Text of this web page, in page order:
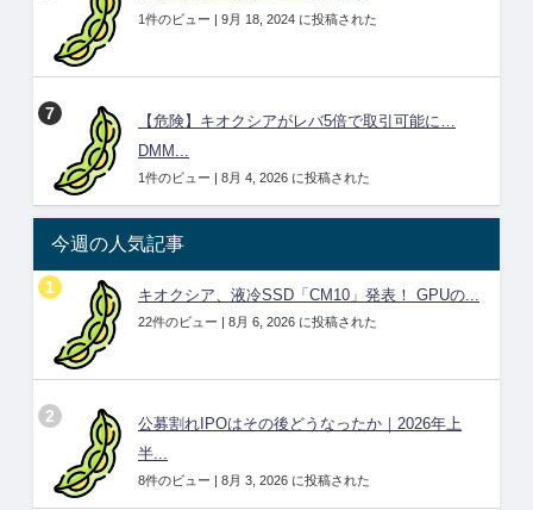
1件のビュー | 9月 18, 2024 に投稿された
【危険】キオクシアがレバ5倍で取引可能に…
DMM...
1件のビュー | 8月 4, 2026 に投稿された
今週の人気記事
キオクシア、液冷SSD「CM10」発表！ GPUの...
22件のビュー | 8月 6, 2026 に投稿された
公募割れIPOはその後どうなったか｜2026年上
半...
8件のビュー | 8月 3, 2026 に投稿された